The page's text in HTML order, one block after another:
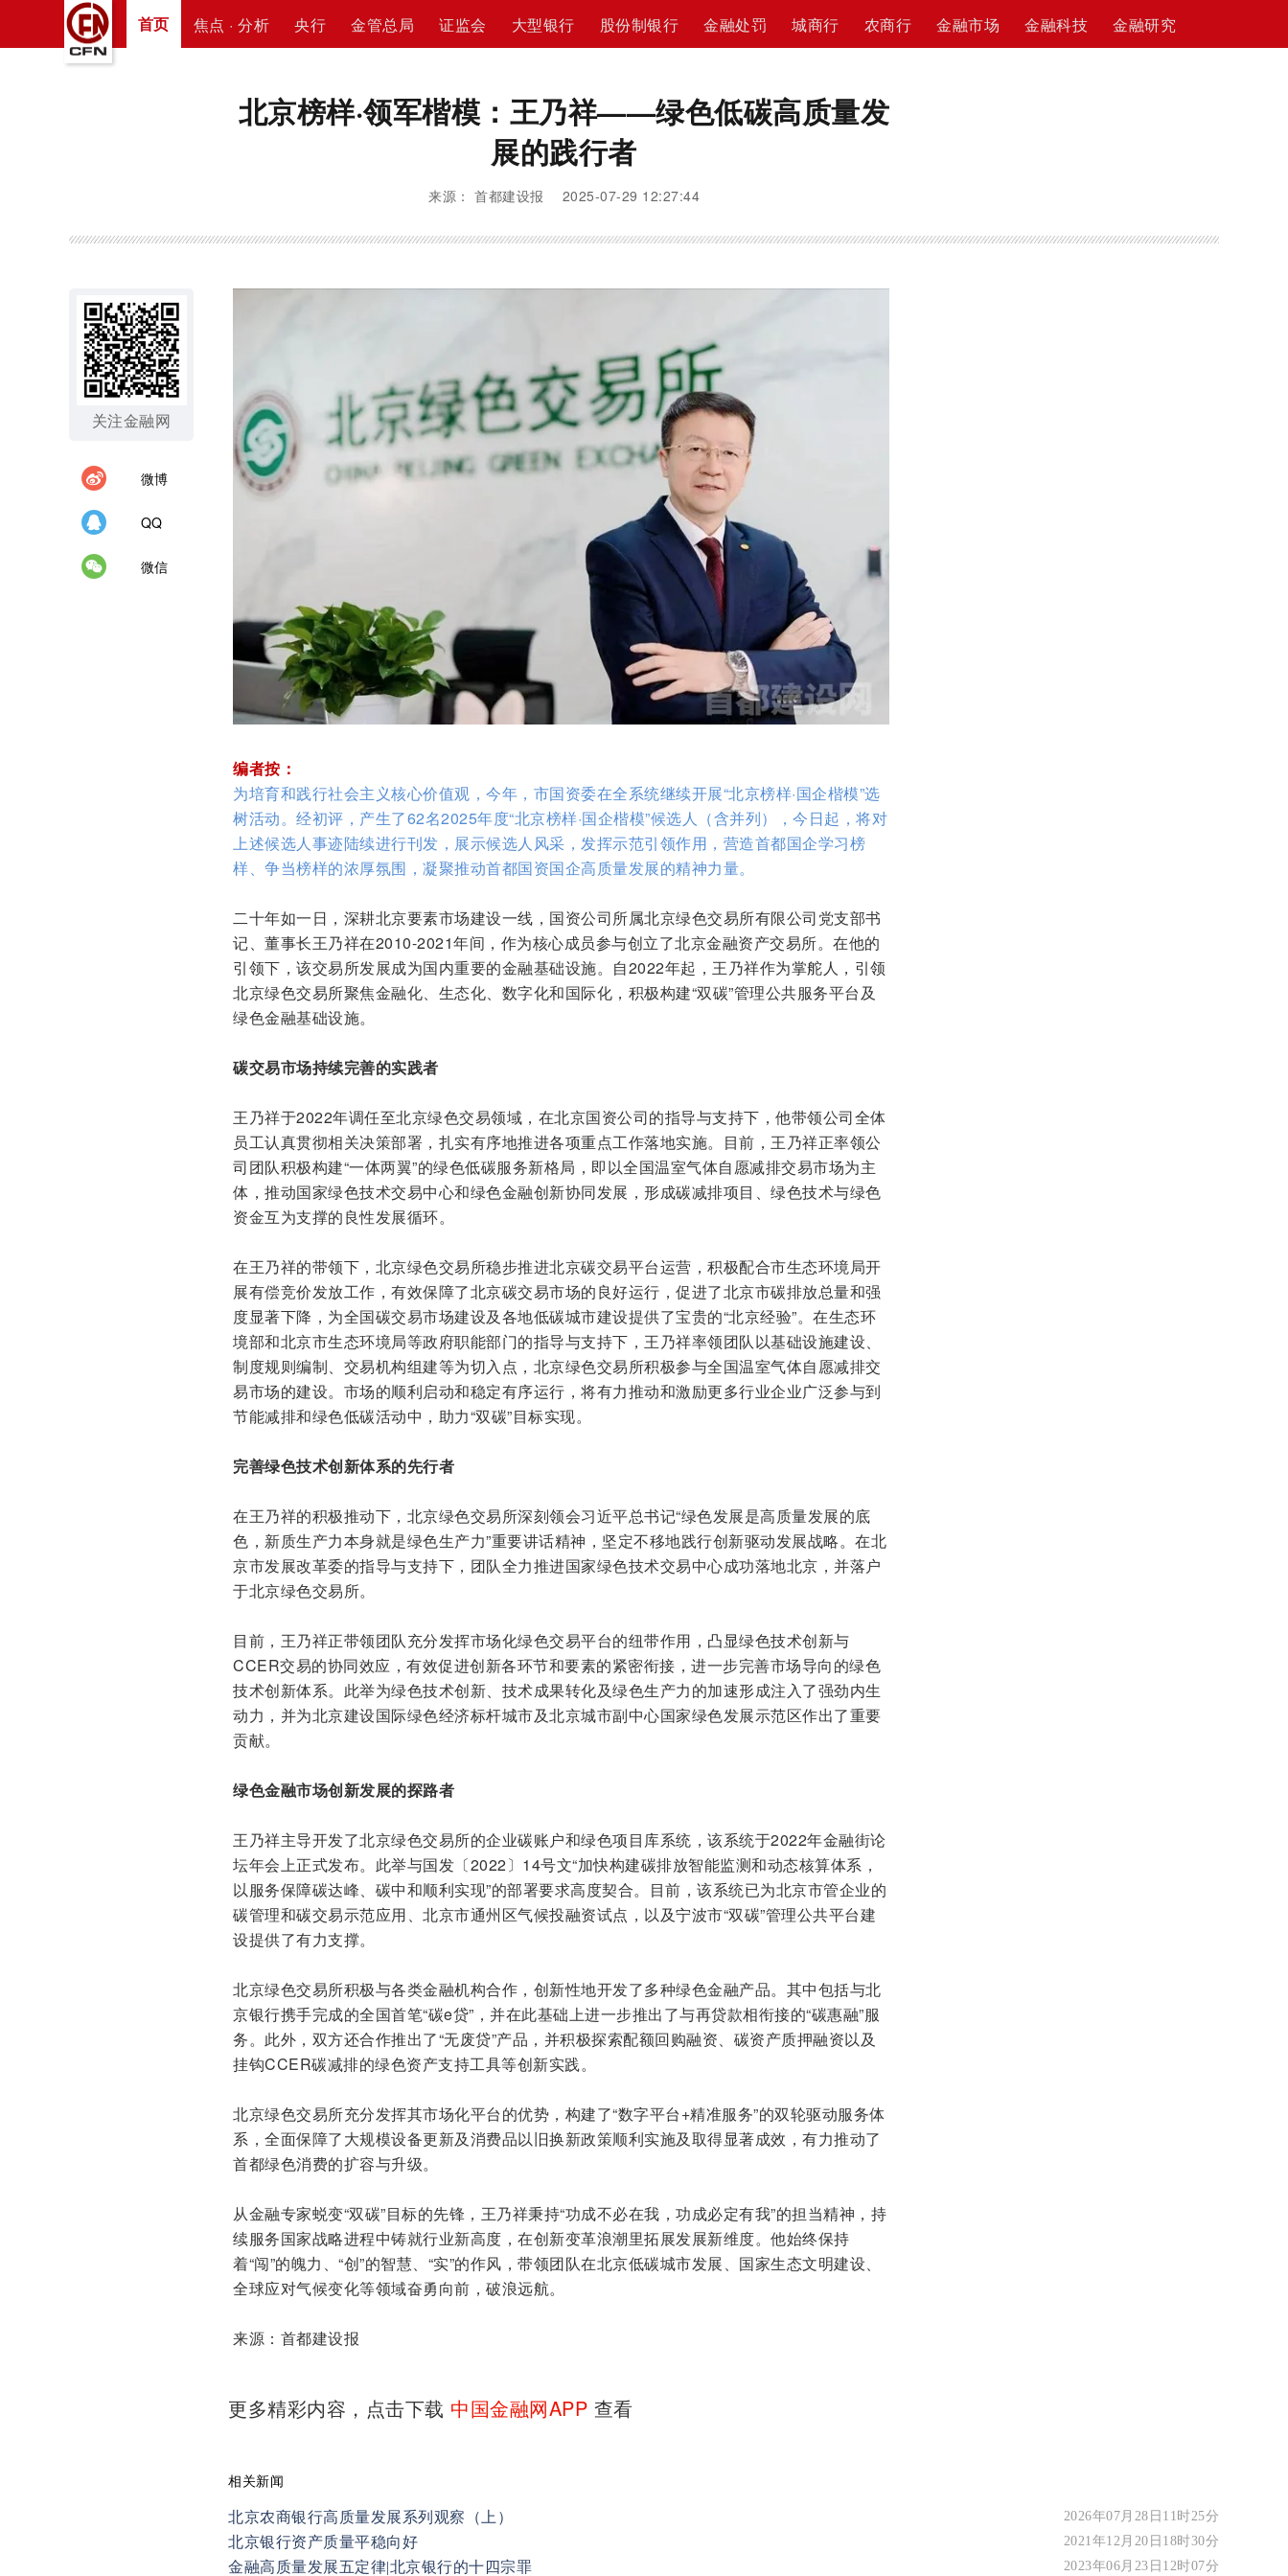
首页 焦点 · 分析 央行 金管总局 证监会 大型银行 股份制银行 金融处罚 城商行 农商行 金融市场 金融科技 金融研究
北京榜样·领军楷模：王乃祥——绿色低碳高质量发
展的践行者
来源： 首都建设报 2025-07-29 12:27:44
关注金融网
微博
QQ
微信
编者按：
为培育和践行社会主义核心价值观，今年，市国资委在全系统继续开展“北京榜样·国企楷模”选
树活动。经初评，产生了62名2025年度“北京榜样·国企楷模”候选人（含并列），今日起，将对
上述候选人事迹陆续进行刊发，展示候选人风采，发挥示范引领作用，营造首都国企学习榜
样、争当榜样的浓厚氛围，凝聚推动首都国资国企高质量发展的精神力量。
二十年如一日，深耕北京要素市场建设一线，国资公司所属北京绿色交易所有限公司党支部书
记、董事长王乃祥在2010-2021年间，作为核心成员参与创立了北京金融资产交易所。在他的
引领下，该交易所发展成为国内重要的金融基础设施。自2022年起，王乃祥作为掌舵人，引领
北京绿色交易所聚焦金融化、生态化、数字化和国际化，积极构建“双碳”管理公共服务平台及
绿色金融基础设施。
碳交易市场持续完善的实践者
王乃祥于2022年调任至北京绿色交易领域，在北京国资公司的指导与支持下，他带领公司全体
员工认真贯彻相关决策部署，扎实有序地推进各项重点工作落地实施。目前，王乃祥正率领公
司团队积极构建“一体两翼”的绿色低碳服务新格局，即以全国温室气体自愿减排交易市场为主
体，推动国家绿色技术交易中心和绿色金融创新协同发展，形成碳减排项目、绿色技术与绿色
资金互为支撑的良性发展循环。
在王乃祥的带领下，北京绿色交易所稳步推进北京碳交易平台运营，积极配合市生态环境局开
展有偿竞价发放工作，有效保障了北京碳交易市场的良好运行，促进了北京市碳排放总量和强
度显著下降，为全国碳交易市场建设及各地低碳城市建设提供了宝贵的“北京经验”。在生态环
境部和北京市生态环境局等政府职能部门的指导与支持下，王乃祥率领团队以基础设施建设、
制度规则编制、交易机构组建等为切入点，北京绿色交易所积极参与全国温室气体自愿减排交
易市场的建设。市场的顺利启动和稳定有序运行，将有力推动和激励更多行业企业广泛参与到
节能减排和绿色低碳活动中，助力“双碳”目标实现。
完善绿色技术创新体系的先行者
在王乃祥的积极推动下，北京绿色交易所深刻领会习近平总书记“绿色发展是高质量发展的底
色，新质生产力本身就是绿色生产力”重要讲话精神，坚定不移地践行创新驱动发展战略。在北
京市发展改革委的指导与支持下，团队全力推进国家绿色技术交易中心成功落地北京，并落户
于北京绿色交易所。
目前，王乃祥正带领团队充分发挥市场化绿色交易平台的纽带作用，凸显绿色技术创新与
CCER交易的协同效应，有效促进创新各环节和要素的紧密衔接，进一步完善市场导向的绿色
技术创新体系。此举为绿色技术创新、技术成果转化及绿色生产力的加速形成注入了强劲内生
动力，并为北京建设国际绿色经济标杆城市及北京城市副中心国家绿色发展示范区作出了重要
贡献。
绿色金融市场创新发展的探路者
王乃祥主导开发了北京绿色交易所的企业碳账户和绿色项目库系统，该系统于2022年金融街论
坛年会上正式发布。此举与国发〔2022〕14号文“加快构建碳排放智能监测和动态核算体系，
以服务保障碳达峰、碳中和顺利实现”的部署要求高度契合。目前，该系统已为北京市管企业的
碳管理和碳交易示范应用、北京市通州区气候投融资试点，以及宁波市“双碳”管理公共平台建
设提供了有力支撑。
北京绿色交易所积极与各类金融机构合作，创新性地开发了多种绿色金融产品。其中包括与北
京银行携手完成的全国首笔“碳e贷”，并在此基础上进一步推出了与再贷款相衔接的“碳惠融”服
务。此外，双方还合作推出了“无废贷”产品，并积极探索配额回购融资、碳资产质押融资以及
挂钩CCER碳减排的绿色资产支持工具等创新实践。
北京绿色交易所充分发挥其市场化平台的优势，构建了“数字平台+精准服务”的双轮驱动服务体
系，全面保障了大规模设备更新及消费品以旧换新政策顺利实施及取得显著成效，有力推动了
首都绿色消费的扩容与升级。
从金融专家蜕变“双碳”目标的先锋，王乃祥秉持“功成不必在我，功成必定有我”的担当精神，持
续服务国家战略进程中铸就行业新高度，在创新变革浪潮里拓展发展新维度。他始终保持
着“闯”的魄力、“创”的智慧、“实”的作风，带领团队在北京低碳城市发展、国家生态文明建设、
全球应对气候变化等领域奋勇向前，破浪远航。
来源：首都建设报
更多精彩内容，点击下载 中国金融网APP 查看
相关新闻
北京农商银行高质量发展系列观察（上） 2026年07月28日11时25分
北京银行资产质量平稳向好 2021年12月20日18时30分
金融高质量发展五定律|北京银行的十四宗罪 2023年06月23日12时07分